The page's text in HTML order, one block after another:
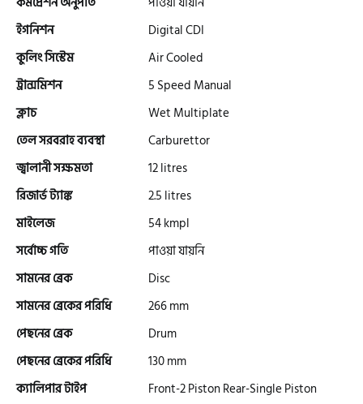
গ্রীন টাইগার (Green Tiger)
বীটল বোল্ট (Beetle Bolt)
বেনেলি (Benelli)
বেনেট (Bennett)
বিএমডাব্লিউ (BMW)
রয়েল এনফিল্ড (Royal Enfield)
ইগনিশন
Digital CDI
কুলিং সিস্টেম
Air Cooled
ট্রান্সমিশন
5 Speed Manual
ক্লাচ
Wet Multiplate
তেল সরবরাহ ব্যবস্থা
Carburettor
জ্বালানী সক্ষমতা
12 litres
রিজার্ভ ট্যাঙ্ক
2.5 litres
মাইলেজ
54 kmpl
সর্বোচ্চ গতি
পাওয়া যায়নি
সামনের ব্রেক
Disc
সামনের ব্রেকের পরিধি
266 mm
পেছনের ব্রেক
Drum
পেছনের ব্রেকের পরিধি
130 mm
ক্যালিপার টাইপ
Front-2 Piston Rear-Single Piston